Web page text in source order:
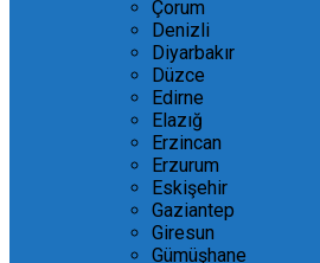
Çorum
Denizli
Diyarbakır
Düzce
Edirne
Elazığ
Erzincan
Erzurum
Eskişehir
Gaziantep
Giresun
Gümüşhane